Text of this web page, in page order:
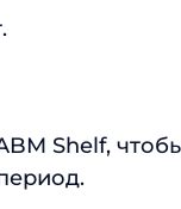
Shelf,